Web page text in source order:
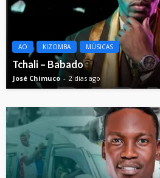
AO KIZOMBA MÚSICAS
Tchali – Babado
José Chimuco 2 dias ago